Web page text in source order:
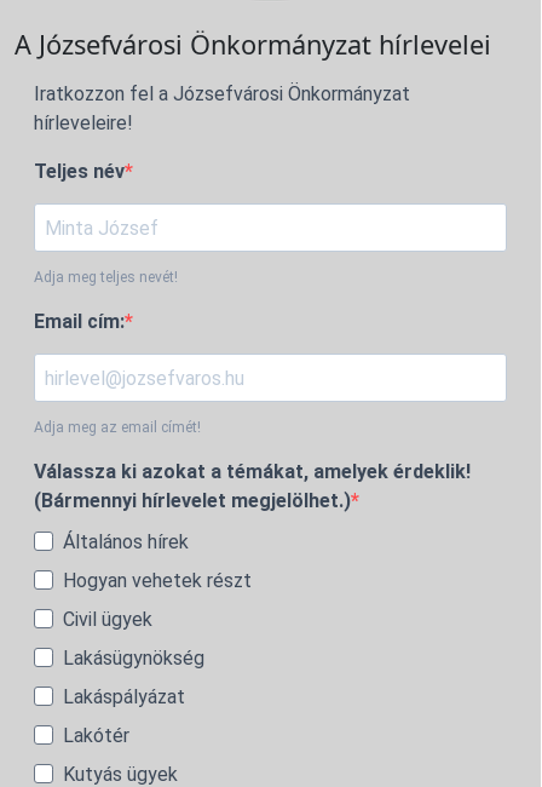
A Józsefvárosi Önkormányzat hírlevelei
Iratkozzon fel a Józsefvárosi Önkormányzat
hírleveleire!
Teljes név
Adja meg teljes nevét!
Email cím:
Adja meg az email címét!
Válassza ki azokat a témákat, amelyek érdeklik!
(Bármennyi hírlevelet megjelölhet.)
Általános hírek
Hogyan vehetek részt
Civil ügyek
Lakásügynökség
Lakáspályázat
Lakótér
Kutyás ügyek